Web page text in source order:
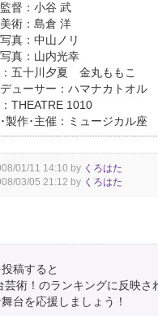
督：小谷 武
術：島倉 洋
真：中山ノリ
真：山内光幸
五十川夕夏 金丸ももこ
ューサー：ハマナカトオル
THEATRE 1010
製作･主催：ミュージカル座
01/11 14:10 by くろはた
03/05 21:12 by くろはた
稿すると
芸術！のランキングに反映さ
台を応援しましょう！